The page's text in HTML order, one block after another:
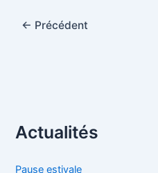
← Précédent
Actualités
Pause estivale